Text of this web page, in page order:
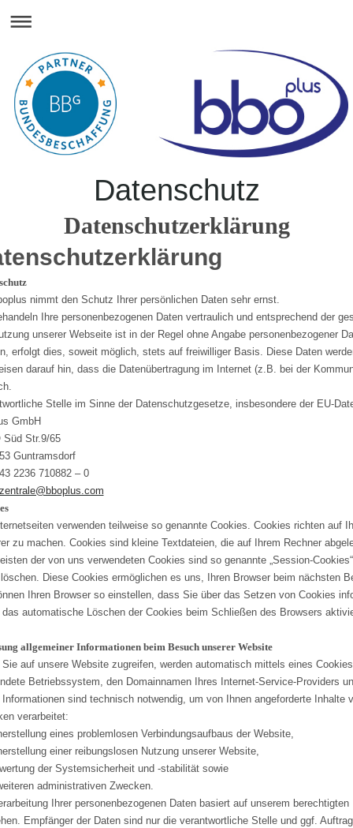
Datenschutz
Datenschutzerklärung
nimmt den Schutz Ihrer persönlichen Daten sehr ernst.
Ihre personenbezogenen Daten vertraulich und entsprechend der
unserer Webseite ist in der Regel ohne Angabe personenbezogener
erfolgt dies, soweit möglich, stets auf freiwilliger Basis. Diese Daten
darauf hin, dass die Datenübertragung im Internet (z.B. bei der
Stelle im Sinne der Datenschutzgesetze, insbesondere der EU-
GmbH
Süd Str.9/65
Guntramsdorf
2236 710882 – 0
verwenden teilweise so genannte Cookies. Cookies richten auf
zu machen. Cookies sind kleine Textdateien, die auf Ihrem Rechner
der von uns verwendeten Cookies sind so genannte „Session-
Diese Cookies ermöglichen es uns, Ihren Browser beim nächsten
Ihren Browser so einstellen, dass Sie über das Setzen von Cookies
automatische Löschen der Cookies beim Schließen des Browsers
allgemeiner Informationen beim Besuch unserer Website
Sie auf unsere Website zugreifen, werden automatisch mittels eines
Betriebssystem, den Domainnamen Ihres Internet-Service-Providers
sind technisch notwendig, um von Ihnen angeforderte
verarbeitet:
eines problemlosen Verbindungsaufbaus der Website,
einer reibungslosen Nutzung unserer Website,
der Systemsicherheit und -stabilität sowie
administrativen Zwecken.
Ihrer personenbezogenen Daten basiert auf unserem
Empfänger der Daten sind nur die verantwortliche Stelle und ggf.